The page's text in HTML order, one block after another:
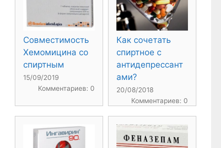
Совместимость
Хемомицина со
спиртным
15/09/2019
Комментариев: 0
Как сочетать
спиртное с
антидепрессант
ами?
20/08/2018
Комментариев: 0